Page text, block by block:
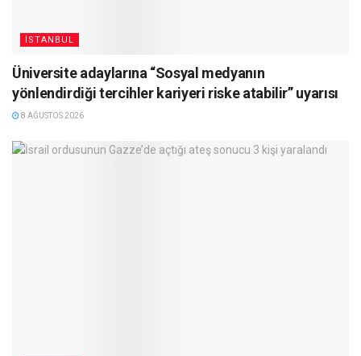
İSTANBUL
Üniversite adaylarına “Sosyal medyanın
yönlendirdiği tercihler kariyeri riske atabilir” uyarısı
8 AĞUSTOS 2026